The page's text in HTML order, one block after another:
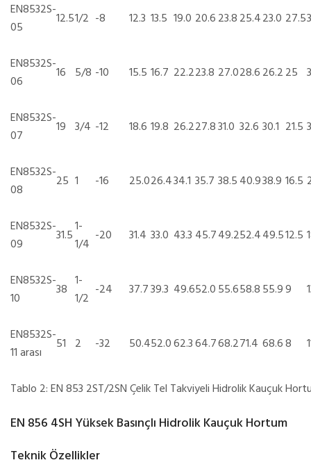
EN8532S-
05
12.51/2 -8 12.3 13.5 19.0 20.623.825.423.0 27.5
EN8532S-
06
16 5/8 -10 15.5 16.7 22.223.8 27.028.626.225
EN8532S-
07
19 3/4 -12 18.6 19.8 26.227.831.0 32.6 30.1 21.5
EN8532S-
08
25 1 -16 25.026.434.1 35.7 38.540.938.9 16.5
EN8532S-
09
31.51-
1/4 -20 31.4 33.0 43.3 45.749.252.449.512.5
EN8532S-
10
38 1-
1/2 -24 37.739.3 49.652.055.658.855.99
EN8532S-
11 arası
51 2 -32 50.452.062.364.768.271.4 68.68
Tablo 2: EN 853 2ST/2SN Çelik Tel Takviyeli Hidrolik Kauçuk
EN 856 4SH Yüksek Basınçlı Hidrolik Kauçuk Hortum
Teknik Özellikler